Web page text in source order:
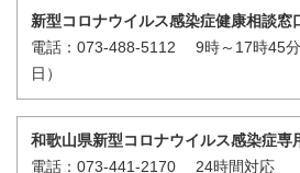
新型コロナウイルス感染症健康相談窓
電話：073-488-5112 9時～17時45
日）
和歌山県新型コロナウイルス感染症専
電話：073-441-2170 24時間対応 （